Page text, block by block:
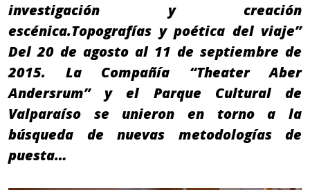
investigación y creación
escénica.Topografías y poética del viaje”
Del 20 de agosto al 11 de septiembre de
2015. La Compañía “Theater Aber
Andersrum” y el Parque Cultural de
Valparaíso se unieron en torno a la
búsqueda de nuevas metodologías de
puesta…